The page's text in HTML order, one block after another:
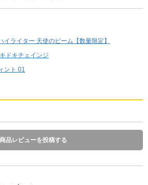
イライター 天使のビーム【数量限定】
ドキチェインジ
ント 01
商品レビューを投稿する